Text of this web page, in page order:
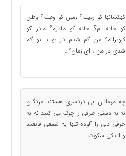
کهکشانها کو زمینم؟ زمین کو وطنم؟ وطن
کو خانه ام؟ خانه کو مادرم؟ مادر کو
کبوترانم؟ من گم شدم در تو یا تو گم
شدی در من ، ای زمان؟…
چه مهمانان بی دردسری هستند مردگان
نه به دستی ظرفی را چرک می کنند نه به
حرفی دلی را آلوده تنها به شمعی قانعند
و اندکی سکوت…